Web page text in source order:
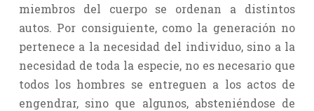
miembros del cuerpo se ordenan a distintos
autos. Por consiguiente, como la generación no
pertenece a la necesidad del individuo, sino a la
necesidad de toda la especie, no es necesario que
todos los hombres se entreguen a los actos de
engendrar, sino que algunos, absteniéndose de